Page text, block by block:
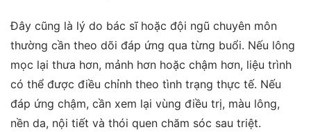
Đây cũng là lý do bác sĩ hoặc đội ngũ chuyên môn
thường cần theo dõi đáp ứng qua từng buổi. Nếu lông
mọc lại thưa hơn, mảnh hơn hoặc chậm hơn, liệu trình
có thể được điều chỉnh theo tình trạng thực tế. Nếu
đáp ứng chậm, cần xem lại vùng điều trị, màu lông,
nền da, nội tiết và thói quen chăm sóc sau triệt.